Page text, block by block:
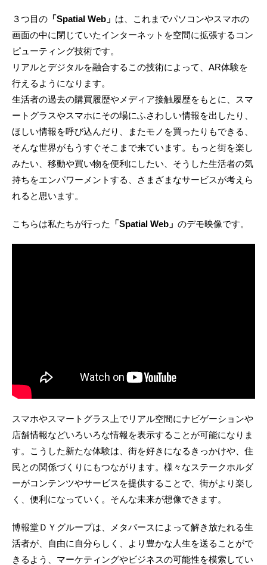
３つ目の 「Spatial Web」 は、これまでパソコンやスマホの
画面の中に閉じていたインターネットを空間に拡張するコン
ピューティング技術です。
リアルとデジタルを融合するこの技術によって、AR体験を
行えるようになります。
生活者の過去の購買履歴やメディア接触履歴をもとに、スマ
ートグラスやスマホにその場にふさわしい情報を出したり、
ほしい情報を呼び込んだり、またモノを買ったりもできる、
そんな世界がもうすぐそこまで来ています。もっと街を楽し
みたい、移動や買い物を便利にしたい、そうした生活者の気
持ちをエンパワーメントする、さまざまなサービスが考えら
れると思います。
こちらは私たちが行った 「Spatial Web」 のデモ映像です。
スマホやスマートグラス上でリアル空間にナビゲーションや
店舗情報などいろいろな情報を表示することが可能になりま
す。こうした新たな体験は、街を好きになるきっかけや、住
民との関係づくりにもつながります。様々なステークホルダ
ーがコンテンツやサービスを提供することで、街がより楽し
く、便利になっていく。そんな未来が想像できます。
博報堂ＤＹグループは、メタバースによって解き放たれる生
活者が、自由に自分らしく、より豊かな人生を送ることがで
きるよう、マーケティングやビジネスの可能性を模索してい